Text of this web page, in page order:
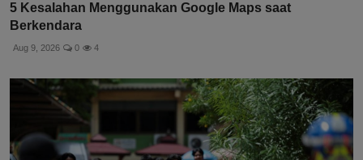
5 Kesalahan Menggunakan Google Maps saat
Berkendara
Aug 9, 2026 0 4